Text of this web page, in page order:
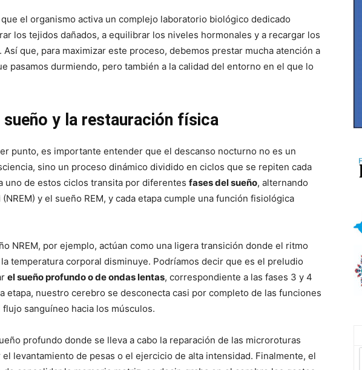
el organismo activa un complejo laboratorio biológico dedicado
los tejidos dañados, a equilibrar los niveles hormonales y a recargar los
que, para maximizar este proceso, debemos prestar mucha atención a
pasamos durmiendo, pero también a la calidad del entorno en el que lo
sueño y la restauración física
punto, es importante entender que el descanso nocturno no es un
sino un proceso dinámico dividido en ciclos que se repiten cada
uno de estos ciclos transita por diferentes fases del sueño, alternando
y el sueño REM, y cada etapa cumple una función fisiológica
NREM, por ejemplo, actúan como una ligera transición donde el ritmo
temperatura corporal disminuye. Podríamos decir que es el preludio
el sueño profundo o de ondas lentas, correspondiente a las fases 3 y 4
etapa, nuestro cerebro se desconecta casi por completo de las funciones
sanguíneo hacia los músculos.
profundo donde se lleva a cabo la reparación de las microroturas
levantamiento de pesas o el ejercicio de alta intensidad. Finalmente, el